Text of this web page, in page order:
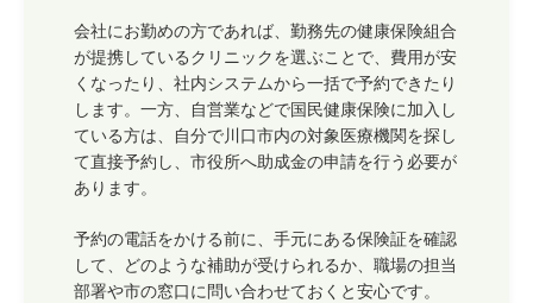
会社にお勤めの方であれば、勤務先の健康保険組合
が提携しているクリニックを選ぶことで、費用が安
くなったり、社内システムから一括で予約できたり
します。一方、自営業などで国民健康保険に加入し
ている方は、自分で川口市内の対象医療機関を探し
て直接予約し、市役所へ助成金の申請を行う必要が
あります。
予約の電話をかける前に、手元にある保険証を確認
して、どのような補助が受けられるか、職場の担当
部署や市の窓口に問い合わせておくと安心です。